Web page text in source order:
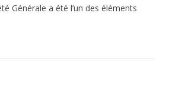
Générale a été l’un des éléments